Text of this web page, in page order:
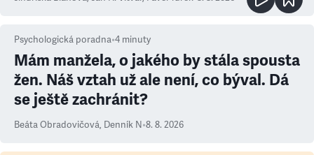
Psychologická poradna•4 minuty
Mám manžela, o jakého by stála spousta
žen. Náš vztah už ale není, co býval. Dá
se ještě zachránit?
Beáta Obradovičová, Denník N•8. 8. 2026